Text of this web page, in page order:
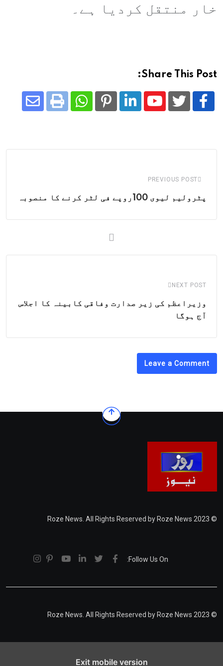
خار منتقل کردیا ہے۔
Share This Post:
Youtube
LinkedIn
Pinterest
Whatsapp
Print
PREVIOUS POST
پٹرولیم لیوی 100روپے فی لٹر کرنے کا منصوبہ
NEXT POST
وزیراعظم کی زیر صدارت وفاقی کابینہ کا اجلاس
آج ہوگا
Leave a Comment
© 2023 Roze News. All Rights Reserved by Roze News
Follow Us On:
© 2023 Roze News. All Rights Reserved by Roze News
Exit mobile version